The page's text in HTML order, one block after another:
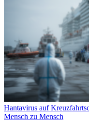
Hantavirus auf
Mensch zu Mensch